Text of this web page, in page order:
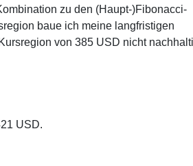
zu den (Haupt-)Fibonacci-
baue ich meine langfristigen
von 385 USD nicht
USD.